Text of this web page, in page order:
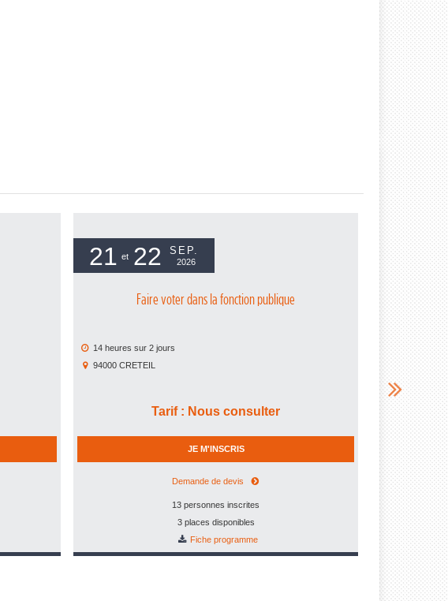
21 et 22 SEP.
2026
Faire voter dans la fonction publique
14 heures sur 2 jours
94000 CRETEIL
Tarif: Nous consulter
JE M'INSCRIS
Demande de devis
13 personnes inscrites
3 places disponibles
Fiche programme
05 et
14 heures sur
77000 MELUN